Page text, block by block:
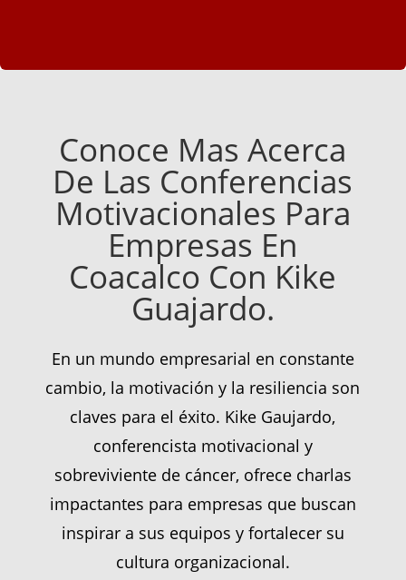
Conoce Mas Acerca
De Las Conferencias
Motivacionales Para
Empresas En
Coacalco Con Kike
Guajardo.
En un mundo empresarial en constante
cambio, la motivación y la resiliencia son
claves para el éxito. Kike Gaujardo,
conferencista motivacional y
sobreviviente de cáncer, ofrece charlas
impactantes para empresas que buscan
inspirar a sus equipos y fortalecer su
cultura organizacional.